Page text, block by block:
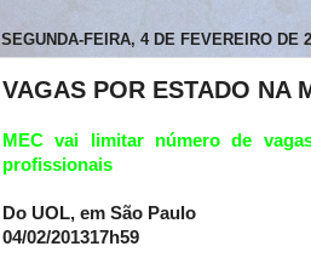
SEGUNDA-FEIRA, 4 DE FEVEREIRO DE
VAGAS POR ESTADO NA
MEC vai limitar número de
profissionais
Do UOL, em São Paulo
04/02/201317h59